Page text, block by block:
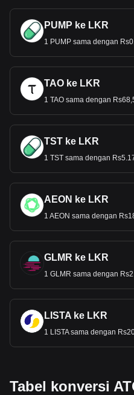
PUMP ke LKR
1 PUMP sama dengan
TAO ke LKR
1 TAO sama dengan
TST ke LKR
1 TST sama dengan
AEON ke LKR
1 AEON sama dengan
GLMR ke LKR
1 GLMR sama dengan
LISTA ke LKR
1 LISTA sama dengan
Tabel konversi